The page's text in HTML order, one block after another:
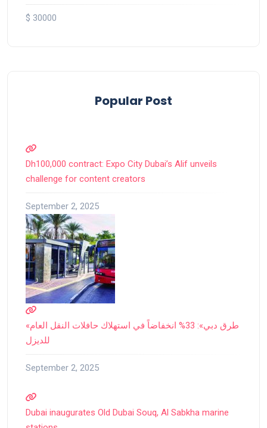
$ 30000
Popular Post
Dh100,000 contract: Expo City Dubai’s Alif unveils
challenge for content creators
September 2, 2025
«طرق دبي»: 33% انخفاضاً في استهلاك حافلات النقل العام
للديزل
September 2, 2025
Dubai inaugurates Old Dubai Souq, Al Sabkha marine